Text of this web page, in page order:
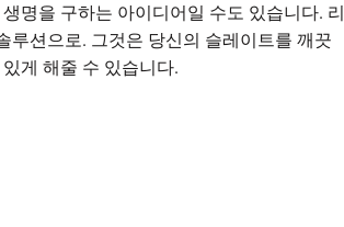
명을 구하는 아이디어일 수도 있습니다. 리
루션으로. 그것은 당신의 슬레이트를 깨끗
게 해줄 수 있습니다.